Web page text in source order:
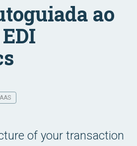
ao
of your transaction